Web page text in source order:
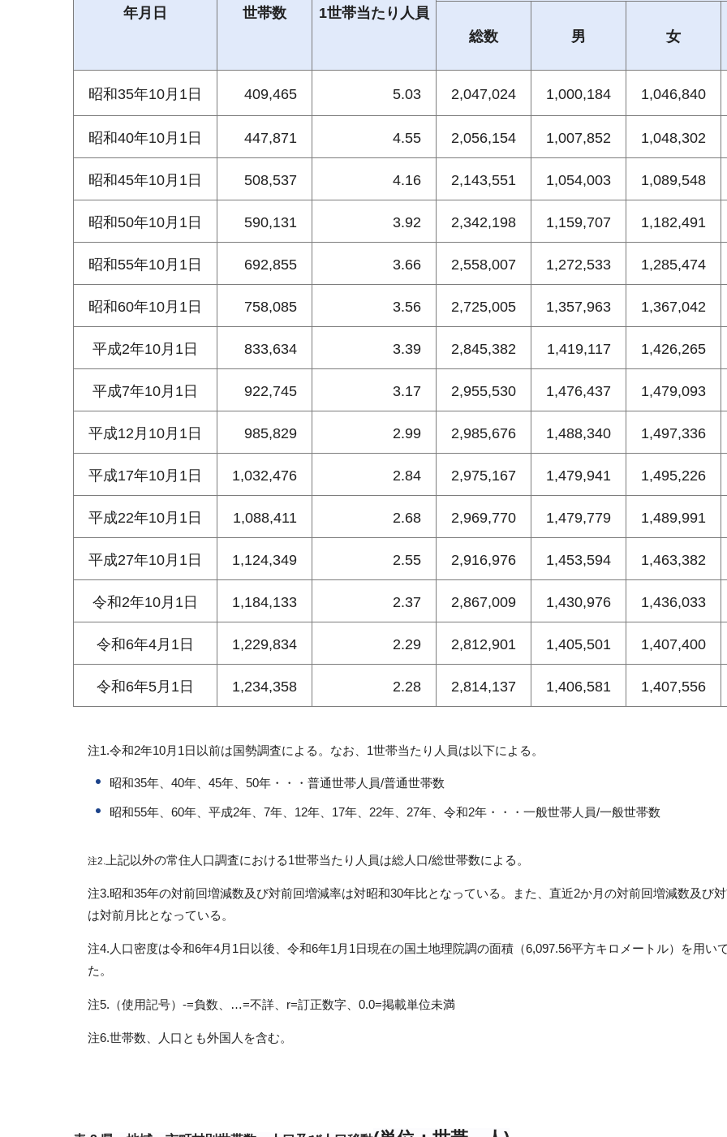
年月日 世帯数 1世帯当たり人員
総数 男 女
昭和35年10月1日 409,465 5.03 2,047,024 1,000,184 1,046,840
昭和40年10月1日 447,871 4.55 2,056,154 1,007,852 1,048,302
昭和45年10月1日 508,537 4.16 2,143,551 1,054,003 1,089,548
昭和50年10月1日 590,131 3.92 2,342,198 1,159,707 1,182,491
昭和55年10月1日 692,855 3.66 2,558,007 1,272,533 1,285,474
昭和60年10月1日 758,085 3.56 2,725,005 1,357,963 1,367,042
平成2年10月1日 833,634 3.39 2,845,382 1,419,117 1,426,265
平成7年10月1日 922,745 3.17 2,955,530 1,476,437 1,479,093
平成12月10月1日 985,829 2.99 2,985,676 1,488,340 1,497,336
平成17年10月1日 1,032,476 2.84 2,975,167 1,479,941 1,495,226
平成22年10月1日 1,088,411 2.68 2,969,770 1,479,779 1,489,991
平成27年10月1日 1,124,349 2.55 2,916,976 1,453,594 1,463,382
令和2年10月1日 1,184,133 2.37 2,867,009 1,430,976 1,436,033
令和6年4月1日 1,229,834 2.29 2,812,901 1,405,501 1,407,400
令和6年5月1日 1,234,358 2.28 2,814,137 1,406,581 1,407,556
注1.令和2年10月1日以前は国勢調査による。なお、1世帯当たり人員は以下による。
昭和35年、40年、45年、50年・・・普通世帯人員/普通世帯数
昭和55年、60年、平成2年、7年、12年、17年、22年、27年、令和2年・・・一般世帯人員/一般世帯数
注2. 上記以外の常住人口調査における1世帯当たり人員は総人口/総世帯数による。
注3.昭和35年の対前回増減数及び対前回増減率は対昭和30年比となっている。また、直近2か月の対前回増減数及び
は対前月比となっている。
注4.人口密度は令和6年4月1日以後、令和6年1月1日現在の国土地理院調の面積（6,097.56平方キロメートル）を用い
た。
注5.（使用記号）-=負数、…=不詳、r=訂正数字、0.0=掲載単位未満
注6.世帯数、人口とも外国人を含む。